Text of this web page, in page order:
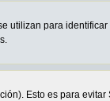
para
Esto es para